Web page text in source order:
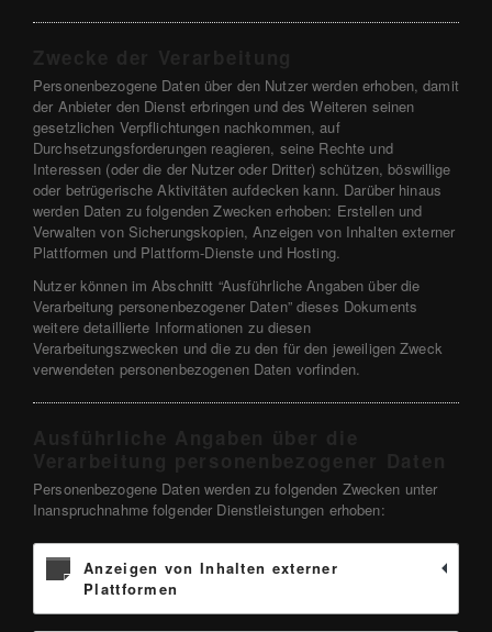
Personenbezogene Daten über den Nutzer werden erhoben, damit
der Anbieter den Dienst erbringen und des Weiteren seinen
gesetzlichen Verpflichtungen nachkommen, auf
Durchsetzungsforderungen reagieren, seine Rechte und
Interessen (oder die der Nutzer oder Dritter) schützen, böswillige
oder betrügerische Aktivitäten aufdecken kann. Darüber hinaus
werden Daten zu folgenden Zwecken erhoben: Erstellen und
Verwalten von Sicherungskopien, Anzeigen von Inhalten externer
Plattformen und Plattform-Dienste und Hosting.
Nutzer können im Abschnitt “Ausführliche Angaben über die
Verarbeitung personenbezogener Daten” dieses Dokuments
weitere detaillierte Informationen zu diesen
Verarbeitungszwecken und die zu den für den jeweiligen Zweck
verwendeten personenbezogenen Daten vorfinden.
Personenbezogene Daten werden zu folgenden Zwecken unter
Inanspruchnahme folgender Dienstleistungen erhoben:
Anzeigen von Inhalten externer
Plattformen